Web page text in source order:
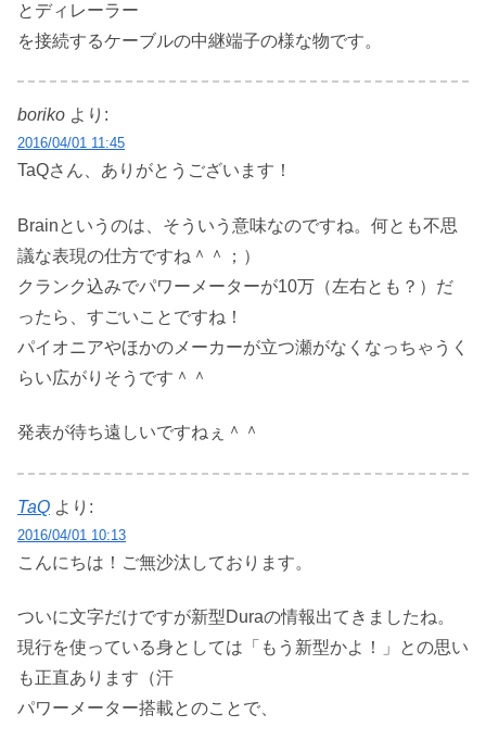
とディレーラー
を接続するケーブルの中継端子の様な物です。
boriko より:
2016/04/01 11:45
TaQさん、ありがとうございます！
Brainというのは、そういう意味なのですね。何とも不思
議な表現の仕方ですね＾＾；）
クランク込みでパワーメーターが10万（左右とも？）だ
ったら、すごいことですね！
パイオニアやほかのメーカーが立つ瀬がなくなっちゃうく
らい広がりそうです＾＾
発表が待ち遠しいですねぇ＾＾
TaQ より:
2016/04/01 10:13
こんにちは！ご無沙汰しております。
ついに文字だけですが新型Duraの情報出てきましたね。
現行を使っている身としては「もう新型かよ！」との思い
も正直あります（汗
パワーメーター搭載とのことで、